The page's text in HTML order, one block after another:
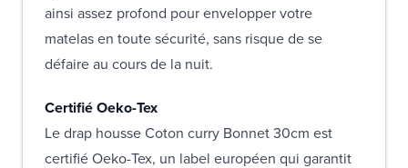
ainsi assez profond pour envelopper votre
matelas en toute sécurité, sans risque de se
défaire au cours de la nuit.
Certifié Oeko-Tex
Le drap housse Coton curry Bonnet 30cm est
certifié Oeko-Tex, un label européen qui garantit